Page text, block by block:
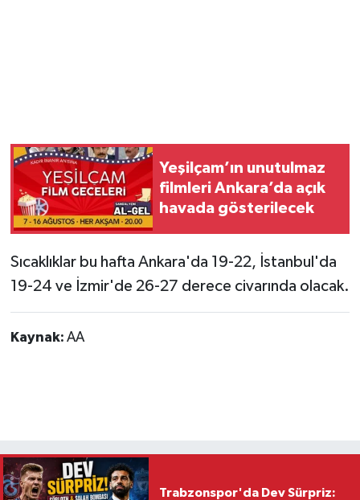
Yeşilçam’ın unutulmaz
filmleri Ankara’da açık
havada gösterilecek
Sıcaklıklar bu hafta Ankara'da 19-22, İstanbul'da
19-24 ve İzmir'de 26-27 derece civarında olacak.
Kaynak: AA
Trabzonspor'da Dev Sürpriz: